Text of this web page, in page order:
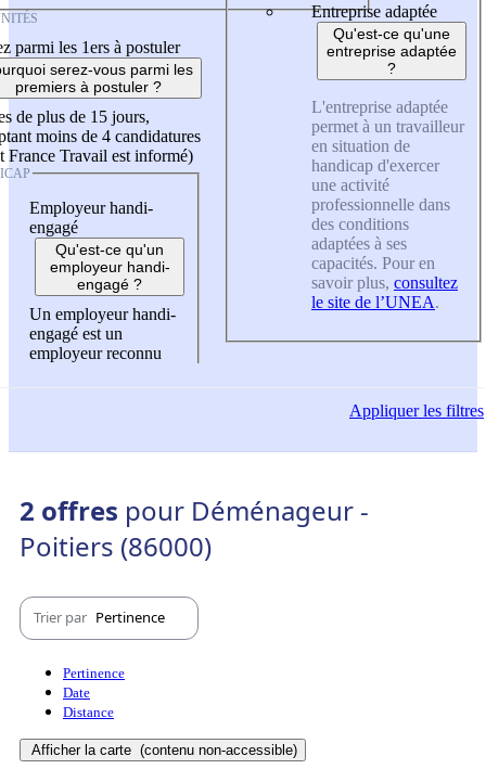
parmi les 1ers à postuler
serez-vous parmi les
premiers à postuler ?
de plus de 15 jours,
moins de 4 candidatures
France Travail est informé)
Employeur handi-
engagé
Qu'est-ce qu'un
employeur handi-
engagé ?
Un employeur handi-
engagé est un
employeur reconnu
Entreprise adaptée
Qu'est-ce qu'une
entreprise adaptée
?
L'entreprise adaptée
permet à un travailleur
en situation de
handicap d'exercer
une activité
professionnelle dans
des conditions
adaptées à ses
capacités. Pour en
savoir plus, consultez
le site de l’UNEA.
Appliquerles filtres
2 offres pour Déménageur -
Poitiers (86000)
Trier par Pertinence
Pertinence
Date
Distance
Afficher la carte (contenu non-accessible)